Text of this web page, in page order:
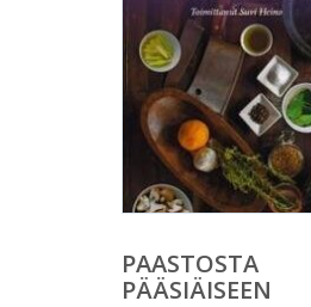
PAASTOSTA
PÄÄSIÄISEEN